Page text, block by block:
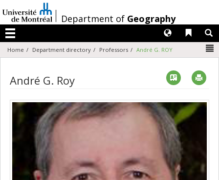
au
contenu
/Department of Geography
Menu
Liens
Langues
Home Department directory Professors André G. ROY
André G. Roy Vcard